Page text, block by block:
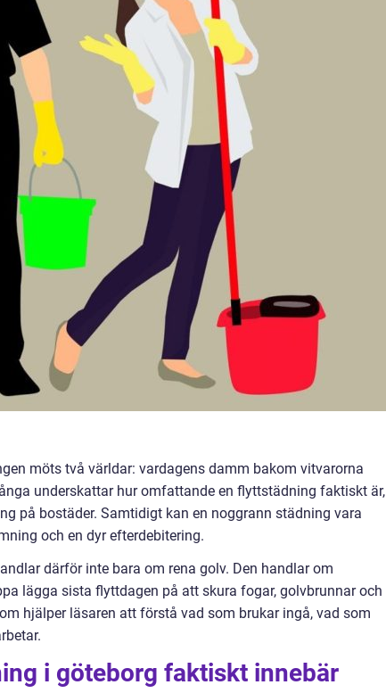
möts två världar: vardagens damm bakom vitvarorna
underskattar hur omfattande en flyttstädning faktiskt är,
på bostäder. Samtidigt kan en noggrann städning vara
och en dyr efterdebitering.
därför inte bara om rena golv. Den handlar om
lägga sista flyttdagen på att skura fogar, golvbrunnar och
hjälper läsaren att förstå vad som brukar ingå, vad som
i göteborg faktiskt innebär